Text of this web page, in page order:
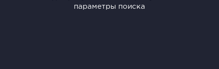
параметры поиска